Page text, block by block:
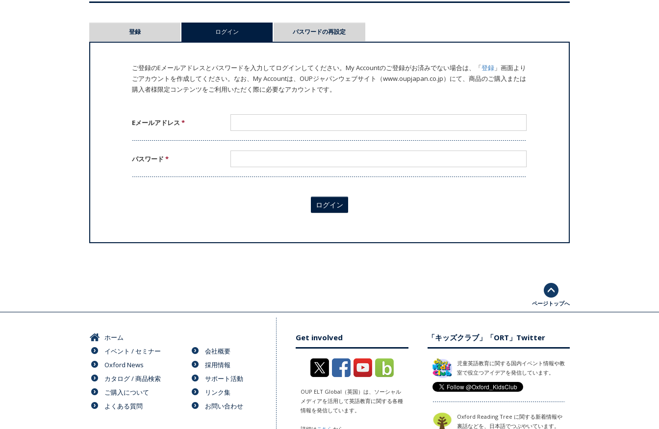
登録 ログイン パスワードの再設定
ご登録のEメールアドレスとパスワードを入力してログインしてください。My Accountのご登録がお済みでない場合は、「登録 」画面より
ごアカウントを作成してください。なお、My Accountは、OUPジャパンウェブサイト（www.oupjapan.co.jp）にて、商品のご購入または
購入者様限定コンテンツをご利用いただく際に必要なアカウントです。
Eメールアドレス*
パスワード*
ログイン
ページトップへ
ホーム
イベント / セミナー
Oxford News
カタログ / 商品検索
ご購入について
よくある質問
会社概要
採用情報
サポート活動
リンク集
お問い合わせ
Get involved
OUP ELT Global（英国）は、ソーシャル
メディアを活用して英語教育に関する各種
情報を発信しています。
「キッズクラブ」「ORT」Twitter
児童英語教育に関する国内イベント情報や教
室で役立つアイデアを発信しています。
Oxford Reading Tree に関する新着情報や
裏話などを、日本語でつぶやいています。